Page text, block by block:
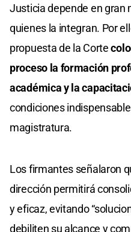
Justicia depende en gran
quienes la integran. Por
propuesta de la Corte
proceso la formación
académica y la
condiciones
magistratura.
Los firmantes señalaron
dirección permitirá
y eficaz, evitando
debiliten su alcance y